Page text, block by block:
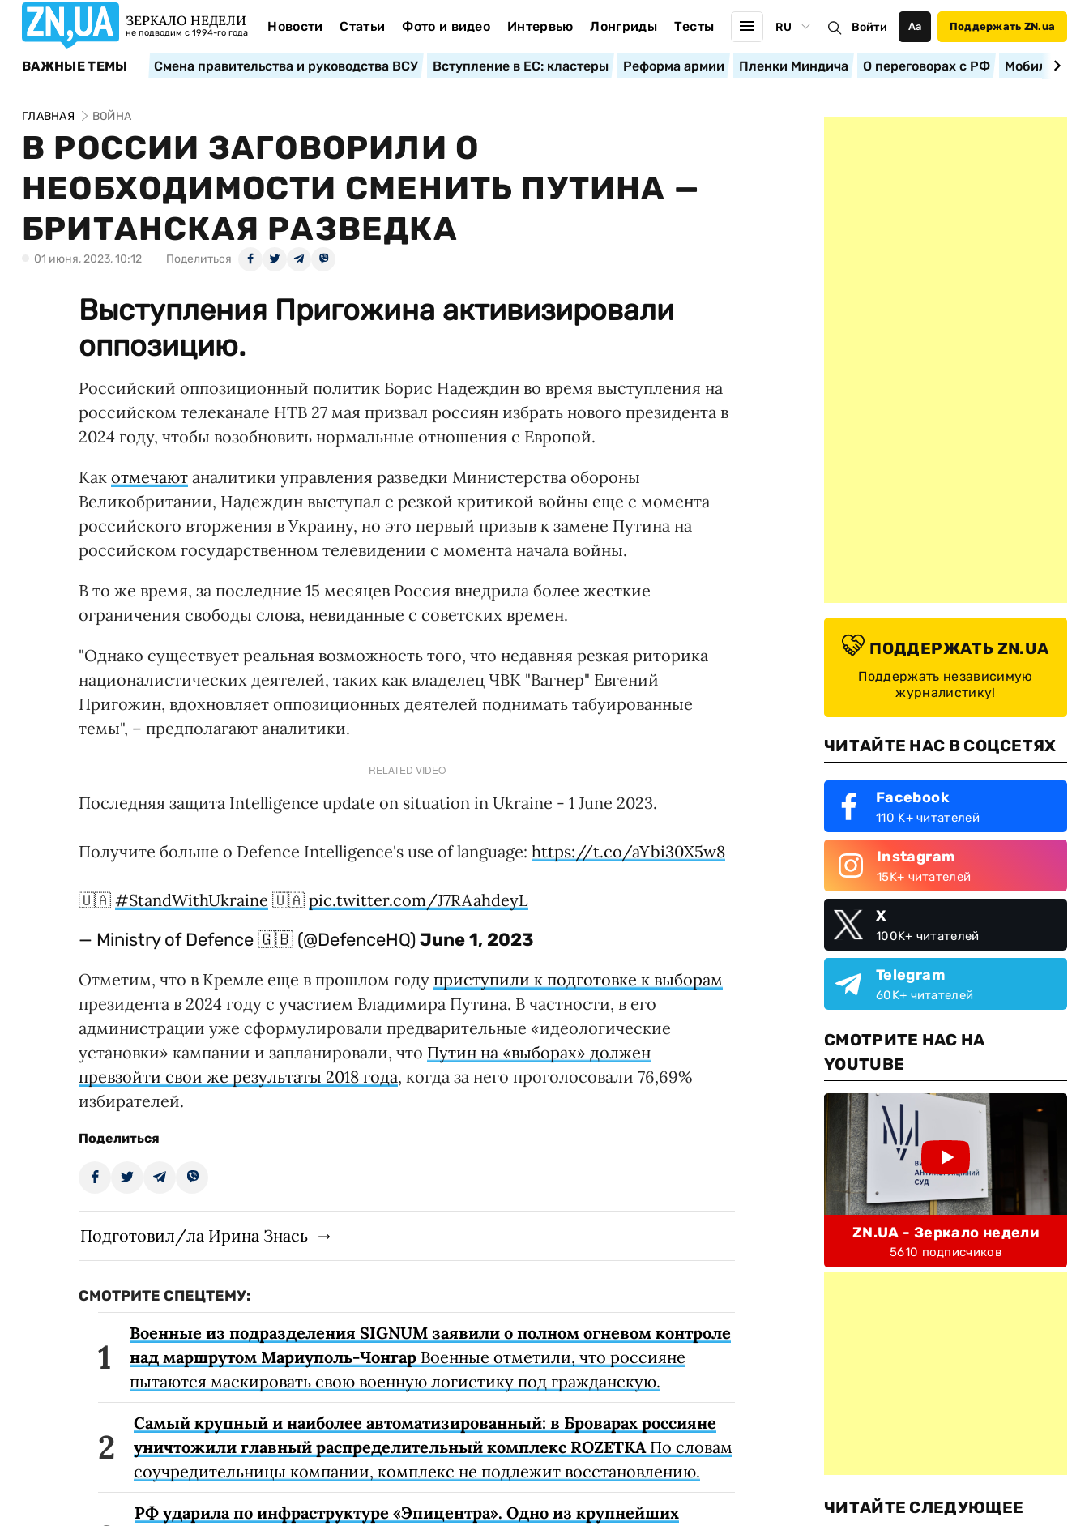
ЗЕРКАЛО НЕДЕЛИ
не подводим с 1994-го года Новости Статьи Фото и видео Интервью Лонгриды Тесты RU Войти Аа Поддержать ZN.ua
ВАЖНЫЕ ТЕМЫ Смена правительства и руководства ВСУ Вступление в ЕС: кластеры Реформа армии Пленки Миндича О переговорах с РФ
ГЛАВНАЯ ВОЙНА
В РОССИИ ЗАГОВОРИЛИ О
НЕОБХОДИМОСТИ СМЕНИТЬ ПУТИНА —
БРИТАНСКАЯ РАЗВЕДКА
01 июня, 2023, 10:12 Поделиться
Выступления Пригожина активизировали
оппозицию.
Российский оппозиционный политик Борис Надеждин во время выступления на
российском телеканале НТВ 27 мая призвал россиян избрать нового президента в
2024 году, чтобы возобновить нормальные отношения с Европой.
Как отмечают аналитики управления разведки Министерства обороны
Великобритании, Надеждин выступал с резкой критикой войны еще с момента
российского вторжения в Украину, но это первый призыв к замене Путина на
российском государственном телевидении с момента начала войны.
В то же время, за последние 15 месяцев Россия внедрила более жесткие
ограничения свободы слова, невиданные с советских времен.
"Однако существует реальная возможность того, что недавняя резкая риторика
националистических деятелей, таких как владелец ЧВК "Вагнер" Евгений
Пригожин, вдохновляет оппозиционных деятелей поднимать табуированные
темы", – предполагают аналитики.
RELATED VIDEO
Последняя защита Intelligence update on situation in Ukraine - 1 June 2023.
Получите больше о Defence Intelligence's use of language: https://t.co/aYbi30X5w8
🇺🇦 #StandWithUkraine 🇺🇦 pic.twitter.com/J7RAahdeyL
— Ministry of Defence 🇬🇧 (@DefenceHQ)June 1, 2023
Отметим, что в Кремле еще в прошлом году приступили к подготовке к выборам
президента в 2024 году с участием Владимира Путина. В частности, в его
администрации уже сформулировали предварительные «идеологические
установки» кампании и запланировали, что Путин на «выборах» должен
превзойти свои же результаты 2018 года, когда за него проголосовали 76,69%
избирателей.
Поделиться
Подготовил/ла Ирина Знась
СМОТРИТЕ СПЕЦТЕМУ:
Военные из подразделения SIGNUM заявили о полном огневом контроле
над маршрутом Мариуполь-Чонгар Военные отметили, что россияне
пытаются маскировать свою военную логистику под гражданскую.
Самый крупный и наиболее автоматизированный: в Броварах россияне
уничтожили главный распределительный комплекс ROZETKAПо словам
соучредительницы компании, комплекс не подлежит восстановлению.
РФ ударила по инфраструктуре «Эпицентра». Одно из крупнейших
ПОДДЕРЖАТЬ ZN.UA
Поддержать независимую
журналистику!
ЧИТАЙТЕ НАС В СОЦСЕТЯХ
Facebook
110 K+ читателей
Instagram
15K+ читателей
X
100K+ читателей
Telegram
60K+ читателей
СМОТРИТЕ НАС НА
YOUTUBE
ZN.UA - Зеркало недели
5610 подписчиков
ЧИТАЙТЕ СЛЕДУЮЩЕЕ